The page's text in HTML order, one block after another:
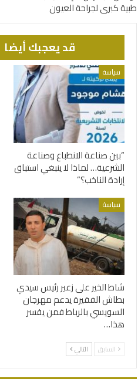
طبية كبرى لجراحة العيون
قد يعجبك أيضا
سياسة
“بين صناعة الانطباع وصناعة
الشرعية… لماذا لا ينبغي استباق
إرادة الناخب؟”
سياسة
شاط الخير على زعير رئيس سيدي
بطاش الفقيرة يدعم مهرجان
السويسي بالرباط فمن يفسر
هذا…
السابق التالي